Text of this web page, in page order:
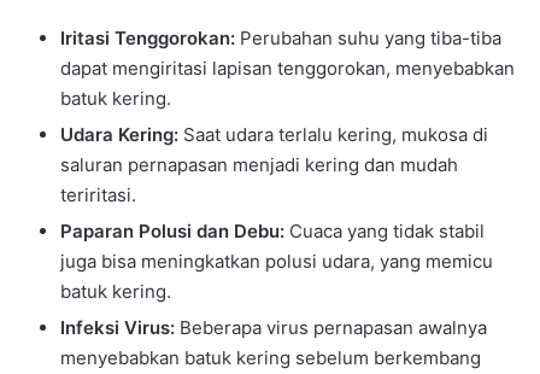
Iritasi Tenggorokan: Perubahan suhu yang tiba-tiba
dapat mengiritasi lapisan tenggorokan, menyebabkan
batuk kering.
Udara Kering: Saat udara terlalu kering, mukosa di
saluran pernapasan menjadi kering dan mudah
teriritasi.
Paparan Polusi dan Debu: Cuaca yang tidak stabil
juga bisa meningkatkan polusi udara, yang memicu
batuk kering.
Infeksi Virus: Beberapa virus pernapasan awalnya
menyebabkan batuk kering sebelum berkembang